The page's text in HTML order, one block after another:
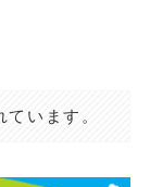
います。